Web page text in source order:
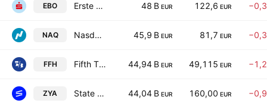
EBO Erste Group Bank AG 48 B EUR 122,6 EUR
NAQ Nasdaq, Inc. 45,9 B EUR 81,7 EUR
FFH Fifth Third Bancorp 44,94 B EUR 49,115 EUR
ZYA State Street Corporation 44,04 B EUR 160,00 EUR